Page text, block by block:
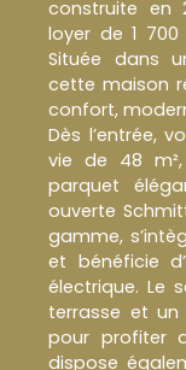
construite en
loyer de 1
Située dans
cette maison
confort,
Dès l’entrée,
vie de 48
parquet
ouverte
gamme,
et bénéficie
électrique. Le
terrasse et un
pour profiter
dispose